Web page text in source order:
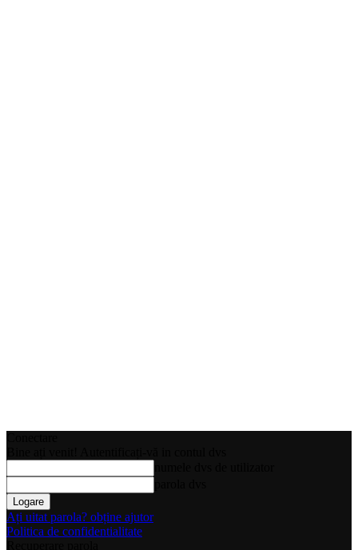
Ați uitat parola? obține ajutor
Politica de confidentialitate